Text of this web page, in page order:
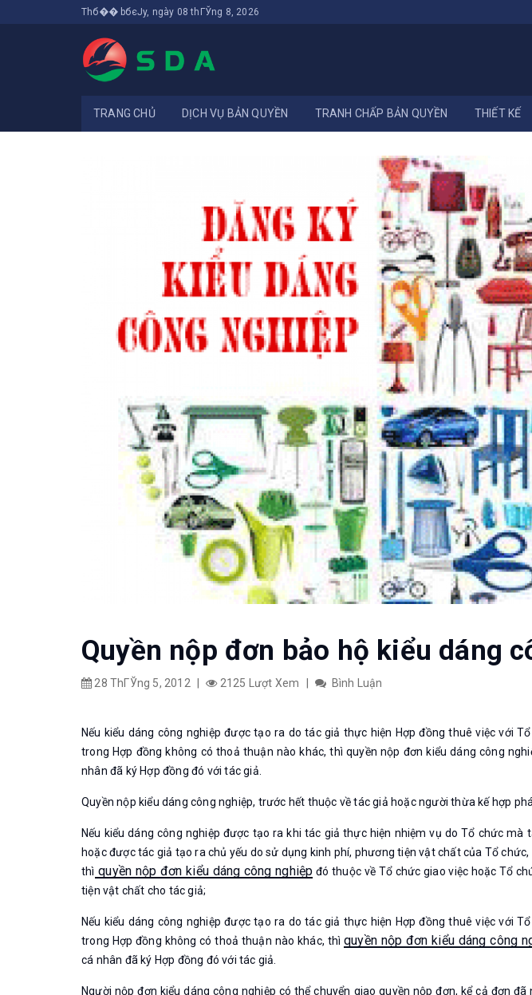
Thб�� bбєЈy, ngày 08 thГЎng 8, 2026
TRANG CHỦ DỊCH VỤ BẢN QUYỀN TRANH CHẤP BẢN QUYỀN THIẾT KẾ
Quyền nộp đơn bảo hộ kiểu dáng
28 ThГЎng 5, 2012 | 2125 Lượt Xem | Bình Luận
Nếu kiểu dáng công nghiệp được tạo ra do tác giả thực hiện Hợp đồng thuê việc với
trong Hợp đồng không có thoả thuận nào khác, thì quyền nộp đơn kiểu dáng công
nhân đã ký Hợp đồng đó với tác giả.
Quyền nộp kiểu dáng công nghiệp, trước hết thuộc về tác giả hoặc người thừa kế hợp
Nếu kiểu dáng công nghiệp được tạo ra khi tác giả thực hiện nhiệm vụ do Tổ chức mà
hoặc được tác giả tạo ra chủ yếu do sử dụng kinh phí, phương tiện vật chất của Tổ chức,
thì quyền nộp đơn kiểu dáng công nghiệp đó thuộc về Tổ chức giao việc hoặc Tổ
tiện vật chất cho tác giả;
Nếu kiểu dáng công nghiệp được tạo ra do tác giả thực hiện Hợp đồng thuê việc với
trong Hợp đồng không có thoả thuận nào khác, thì quyền nộp đơn kiểu dáng công
cá nhân đã ký Hợp đồng đó với tác giả.
Người nộp đơn kiểu dáng công nghiệp có thể chuyển giao quyền nộp đơn, kể cả đơn